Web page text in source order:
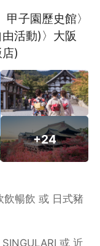
子園歷史館〉
活動)〉大阪
)
+24
飲暢飲 或 日式豬
或 近